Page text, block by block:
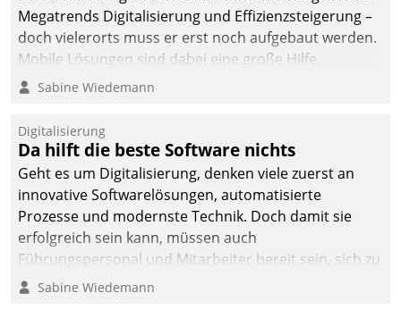
der Lösung über die SAP
Cloud Platform
entschieden - als erstes
Unternehmen am
Megatrends Digitalisierung und Effizienzsteigerung –
doch vielerorts muss er erst noch aufgebaut werden.
Mobile Lösungen sind dabei eine große Hilfe.
Sabine Wiedemann
Digitalisierung
Da hilft die beste Software nichts
Geht es um Digitalisierung, denken viele zuerst an
innovative Softwarelösungen, automatisierte
Prozesse und modernste Technik. Doch damit sie
erfolgreich sein kann, müssen auch
Führungspersonal und Mitarbeiter bereit sein, sich zu
verändern und anzupassen, sonst werden sie an ihr
Sabine Wiedemann